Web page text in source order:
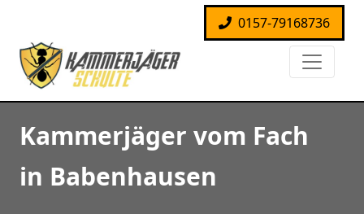
0157-79168736
Kammerjäger vom Fach
in Babenhausen